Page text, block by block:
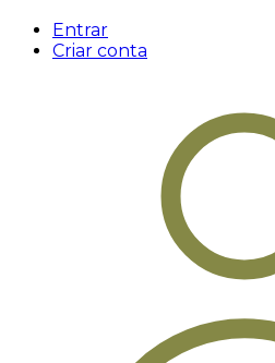
Entrar
Criar conta